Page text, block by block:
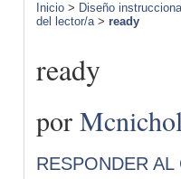
Inicio > Diseño
del lector/a> ready
ready
por
RESPONDER AL